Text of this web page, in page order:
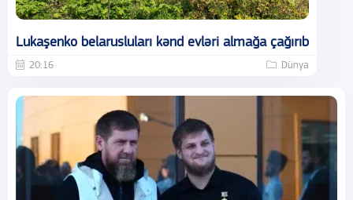
Lukaşenko belarusluları kənd evləri almağa çağırıb
20:16 Dünya